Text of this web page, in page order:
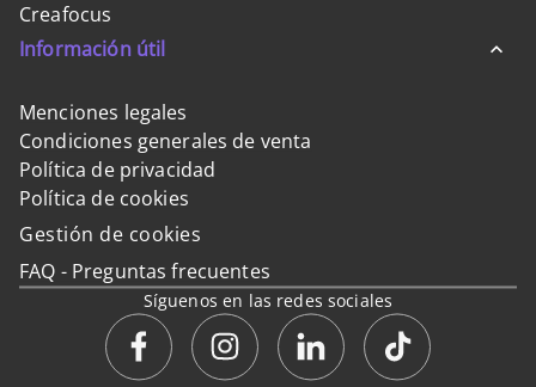
Creafocus
Información útil
Menciones legales
Condiciones generales de venta
Política de privacidad
Política de cookies
Gestión de cookies
FAQ - Preguntas frecuentes
Síguenos en las redes sociales